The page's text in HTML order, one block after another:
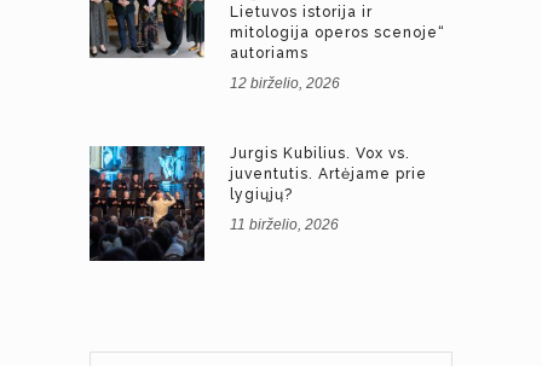
Lietuvos istorija ir
mitologija operos scenoje“
autoriams
12 birželio, 2026
Jurgis Kubilius. Vox vs.
juventutis. Artėjame prie
lygiųjų?
11 birželio, 2026